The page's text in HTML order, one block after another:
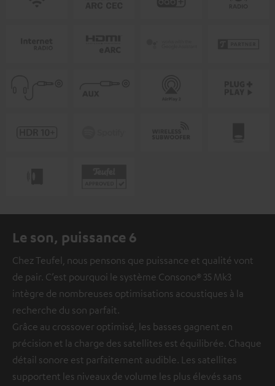
Le son, puissance 6
Chez Teufel, nous pensons que puissance et qualité vont
de pair. C’est pourquoi le système Consono® 35 Mk3
intègre de nombreuses optimisations acoustiques à la
recherche du son parfait.
Grâce au crossover optimisé, les basses gagnent en
précision et la charge des satellites est équilibrée. Chaque
détail sonore est parfaitement audible. Les satellites
supportent les niveaux de volume les plus élevés sans